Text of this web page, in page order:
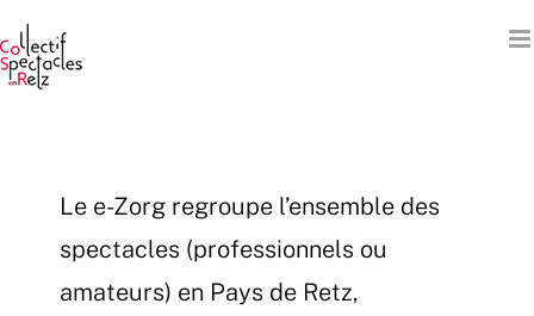
au
contenu
Le e-Zorg regroupe l’ensemble des
spectacles (professionnels ou
amateurs) en Pays de Retz,